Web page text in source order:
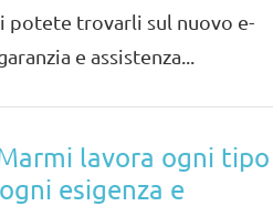
potete trovarli sul nuovo e-
e assistenza...
lavora ogni tipo
esigenza e